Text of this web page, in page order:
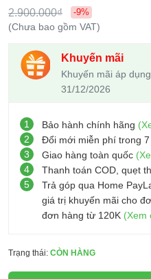
2.900.000₫ -9%
(Chưa bao gồm VAT)
Khuyến mãi
Khuyến mãi áp
31/12/2026
1 Bảo hành chính hãng
2
Đổi mới miễn phí trong
3
Giao hàng toàn quốc
4
Thanh toán COD, quẹt
5
Trả góp qua Home
giá trị khuyến mãi cho
đơn hàng từ 120K (Xem
Trạng thái: CÒN HÀNG